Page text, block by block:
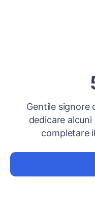
Gentile signore
dedicare
completare